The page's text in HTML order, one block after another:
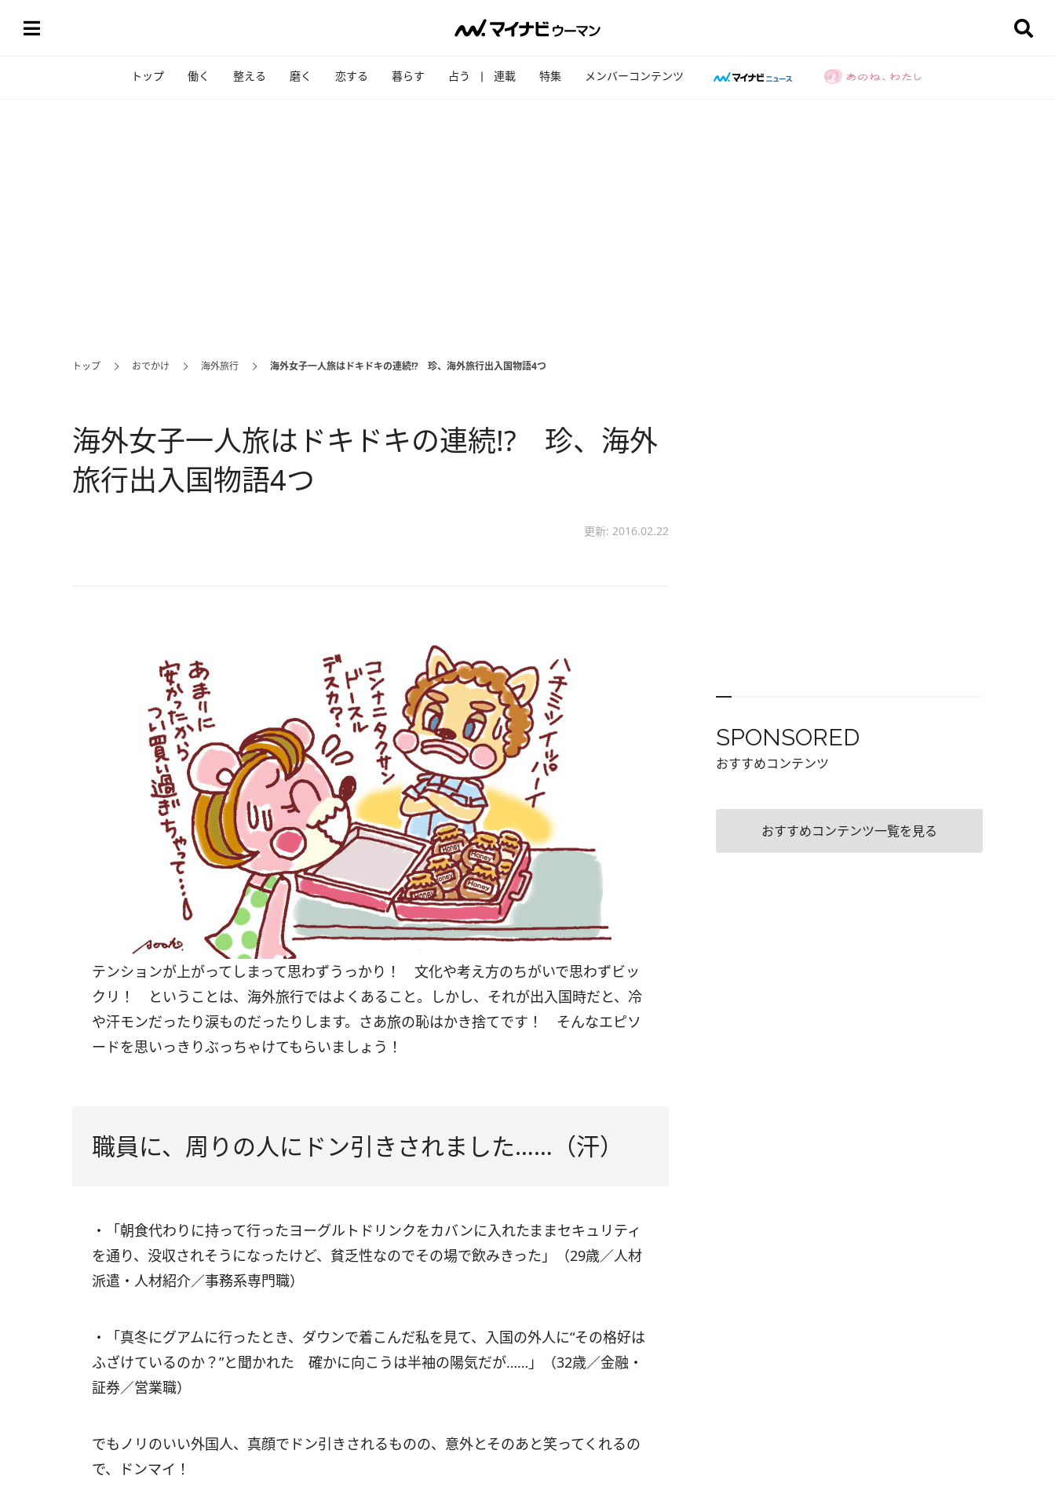
トップ 働く 整える 磨く 恋する 暮らす 占う 連載 特集 メンバーコンテンツ
トップ おでかけ 海外旅行 海外女子一人旅はドキドキの連続!? 珍、海外旅行出入国物語4つ
海外女子一人旅はドキドキの連続!? 珍、海外
旅行出入国物語4つ
更新: 2016.02.22
テンションが上がってしまって思わずうっかり！ 文化や考え方のちがいで思わずビッ
クリ！ ということは、海外旅行ではよくあること。しかし、それが出入国時だと、冷
や汗モンだったり涙ものだったりします。さあ旅の恥はかき捨てです！ そんなエピソ
ードを思いっきりぶっちゃけてもらいましょう！
職員に、周りの人にドン引きされました……（汗）
・「朝食代わりに持って行ったヨーグルトドリンクをカバンに入れたままセキュリティ
を通り、没収されそうになったけど、貧乏性なのでその場で飲みきった」（29歳／人材
派遣・人材紹介／事務系専門職）
・「真冬にグアムに行ったとき、ダウンで着こんだ私を見て、入国の外人に“その格好は
ふざけているのか？”と聞かれた 確かに向こうは半袖の陽気だが……」（32歳／金融・
証券／営業職）
でもノリのいい外国人、真顔でドン引きされるものの、意外とそのあと笑ってくれるの
で、ドンマイ！
SPONSORED
おすすめコンテンツ
おすすめコンテンツ一覧を見る